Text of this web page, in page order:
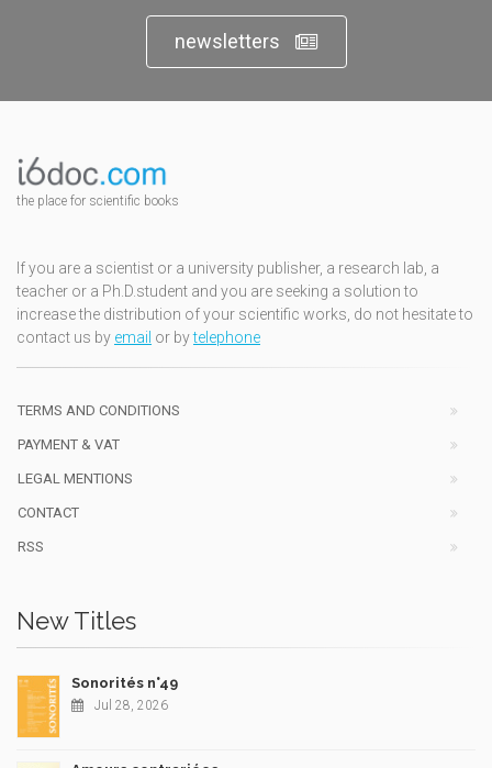
newsletters
the place for scientific books
If you are a scientist or a university publisher, a research lab, a
teacher or a Ph.D.student and you are seeking a solution to
increase the distribution of your scientific works, do not hesitate to
contact us by email or bytelephone
TERMS AND CONDITIONS
PAYMENT & VAT
LEGAL MENTIONS
CONTACT
RSS
New Titles
Sonorités n°49
Jul 28, 2026